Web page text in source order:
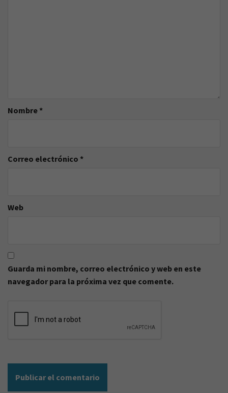
Nombre *
Correo electrónico *
Web
Guarda mi nombre, correo electrónico y web en este
navegador para la próxima vez que comente.